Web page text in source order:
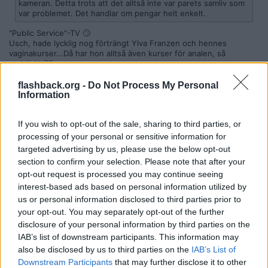
flashback.org - Do Not Process My Personal
Information
If you wish to opt-out of the sale, sharing to third parties, or
processing of your personal or sensitive information for
targeted advertising by us, please use the below opt-out
section to confirm your selection. Please note that after your
opt-out request is processed you may continue seeing
interest-based ads based on personal information utilized by
us or personal information disclosed to third parties prior to
your opt-out. You may separately opt-out of the further
disclosure of your personal information by third parties on the
IAB’s list of downstream participants. This information may
also be disclosed by us to third parties on the IAB’s List of
Downstream Participants that may further disclose it to other
kameran. Detta trots att det alltså inte var parets samliv som
var problemet. Det handlar om pengar helt enkelt.
"Public Service"-TV 🙄
Usch, hade lycklig nog förträngt Ylva Franzen och hennes
vaginakurser...Då har hon alltså även kurser för analen, så
praktiskt 🤷‍♀️
Citera
2026-06-09, 17:59
Medlem
Citat:
Ursprungligen postat av Maria222
Att se hyfsad ut är väl inte att leka barbie? Var Emilia och
Jasmine barbiewannabies tycker du?
Nu är det ju DU som tycker "klä upp sig" för en kvinna 2026 är att
ha klänning på sig, dina dubbla måttstockar (john som har samma
klädstil anklagas INTE för att inte "se hyfsad ut") är närmast
sexistiskt. Men vill man missa poängen kan man ju alltid göra det
och anmärka på ordval istället..
Citat: